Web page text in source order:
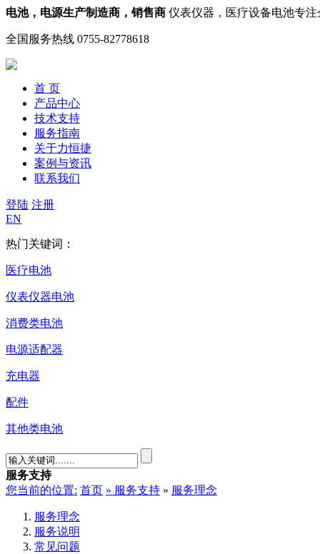
电池，电源生产制造商，销售商 仪表仪器，医疗设备电池专注
全国服务热线 0755-82778618
首 页
产品中心
技术支持
服务指南
关于力恒捷
案例与资讯
联系我们
登陆 注册
EN
热门关键词：
医疗电池
仪表仪器电池
消费类电池
电源适配器
充电器
配件
其他类电池
服务支持
您当前的位置: 首页 » 服务支持 » 服务理念
服务理念
服务说明
常见问题